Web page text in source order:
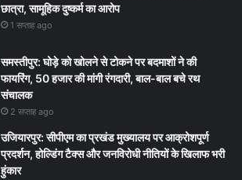
छात्रा, सामूहिक दुष्कर्म का आरोप
1 सप्ताह ago
समस्तीपुर: घोड़े को खोलने से टोकने पर बदमाशों ने की
फायरिंग, 50 हजार की मांगी रंगदारी, बाल-बाल बचे रथ
संचालक
2 सप्ताह ago
उजियारपुर: सीपीएम का प्रखंड मुख्यालय पर आक्रोशपूर्ण
प्रदर्शन, होल्डिंग टैक्स और जनविरोधी नीतियों के खिलाफ भरी
हुंकार